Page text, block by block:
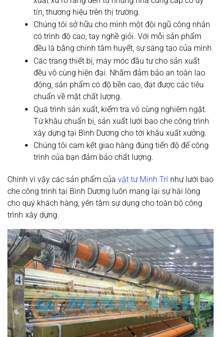
tín, thương hiệu trên thị trường.
Chúng tôi sở hữu cho mình một đội ngũ công nhân
có trình độ cao, tay nghề giỏi. Với mỗi sản phẩm
đều là bằng chính tâm huyết, sự sáng tạo của mình
Các trang thiết bị, máy móc đầu tư cho sản xuất
đều vô cùng hiện đại. Nhằm đảm bảo an toàn lao
động, sản phẩm có độ bền cao, đạt được các tiêu
chuẩn về mặt chất lượng.
Quá trình sản xuất, kiểm tra vô cùng nghiêm ngặt.
Từ khâu chuẩn bị, sản xuất lưới bao che công trình
xây dựng tại Bình Dương cho tới khâu xuất xưởng.
Chúng tôi cam kết giao hàng đúng tiến độ để công
trình của bạn đảm bảo chất lượng.
Chính vì vậy các sản phẩm của vật tư Minh Trí như lưới bao
che công trình tại Bình Dương luôn mang lại sự hài lòng
cho quý khách hàng, yên tâm sự dụng cho toàn bộ công
trình xây dựng.